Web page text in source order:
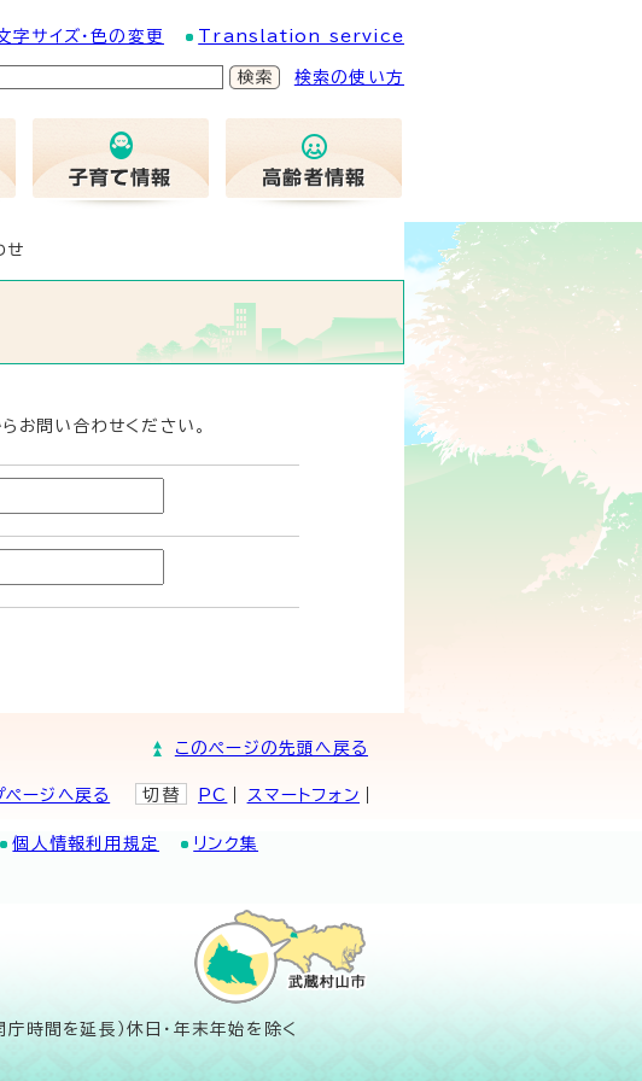
字サイズ・色の変更 Translation service
検索の使い方
せ
お問い合わせください。
このページの先頭へ戻る
ページへ戻る 切替 PC スマートフォン
個人情報利用規定 リンク集
時間を延長）休日・年末年始を除く